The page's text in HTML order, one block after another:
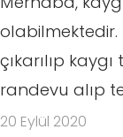
çıkarılıp
randevu alıp
20 Eylül 2020